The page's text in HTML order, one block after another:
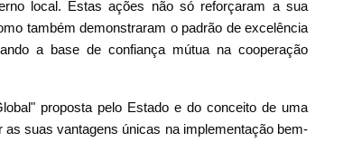
local. Estas ações não só reforçaram a sua
também demonstraram o padrão de excelência
a base de confiança mútua na cooperação
proposta pelo Estado e do conceito de uma
suas vantagens únicas na implementação bem-